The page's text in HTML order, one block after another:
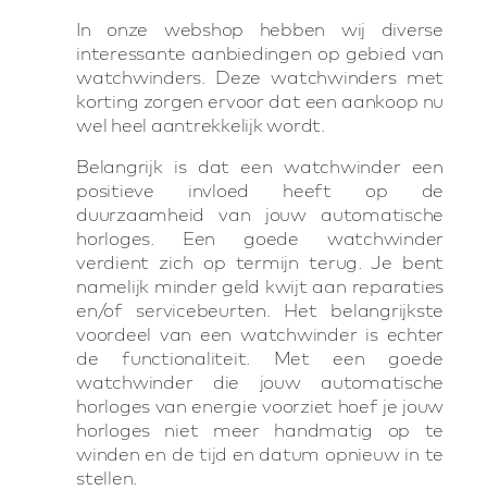
In onze webshop hebben wij diverse
interessante aanbiedingen op gebied van
watchwinders. Deze watchwinders met
korting zorgen ervoor dat een aankoop nu
wel heel aantrekkelijk wordt.
Belangrijk is dat een watchwinder een
positieve invloed heeft op de
duurzaamheid van jouw automatische
horloges. Een goede watchwinder
verdient zich op termijn terug. Je bent
namelijk minder geld kwijt aan reparaties
en/of servicebeurten. Het belangrijkste
voordeel van een watchwinder is echter
de functionaliteit. Met een goede
watchwinder die jouw automatische
horloges van energie voorziet hoef je jouw
horloges niet meer handmatig op te
winden en de tijd en datum opnieuw in te
stellen.